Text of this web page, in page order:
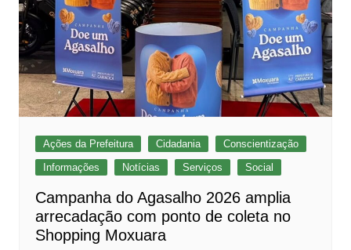
Ações da Prefeitura Cidadania
Conscientização
Informações
Notícias Serviços Social
Campanha do Agasalho 2026 amplia
arrecadação com ponto de coleta no
Shopping Moxuara